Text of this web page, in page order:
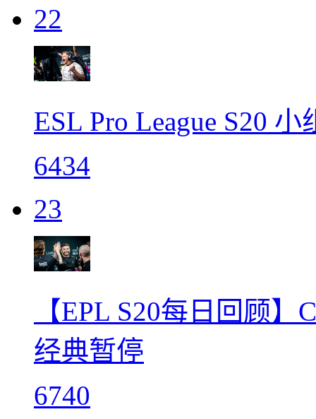
22
ESL Pro League S20
6434
23
【EPL S20每日回顾
经典暂停
6740